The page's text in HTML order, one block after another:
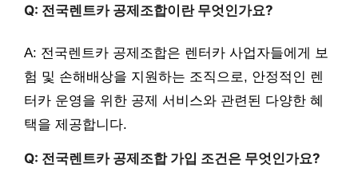
Q: 전국렌트카 공제조합이란 무엇인가요?
A: 전국렌트카 공제조합은 렌터카 사업자들에게 보
험 및 손해배상을 지원하는 조직으로, 안정적인 렌
터카 운영을 위한 공제 서비스와 관련된 다양한 혜
택을 제공합니다.
Q: 전국렌트카 공제조합 가입 조건은 무엇인가요?